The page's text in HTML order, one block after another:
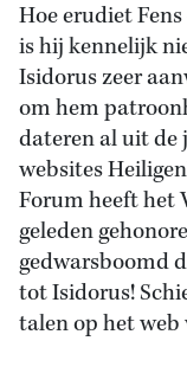
Hoe erudiet
is hij kennelijk
Isidorus zeer
om hem
dateren al uit de
websites
Forum heeft het
geleden
gedwarsboomd
tot Isidorus!
talen op het